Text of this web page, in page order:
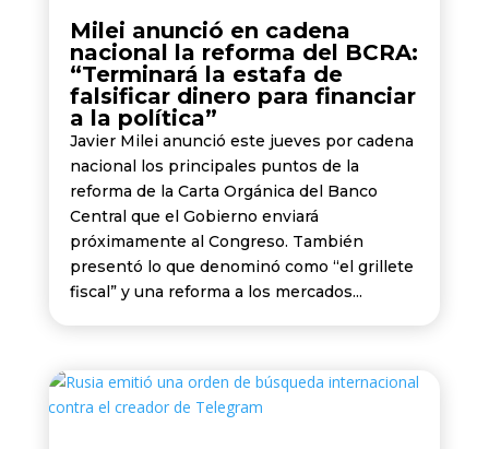
Milei anunció en cadena
nacional la reforma del BCRA:
“Terminará la estafa de
falsificar dinero para financiar
a la política”
Javier Milei anunció este jueves por cadena
nacional los principales puntos de la
reforma de la Carta Orgánica del Banco
Central que el Gobierno enviará
próximamente al Congreso. También
presentó lo que denominó como “el grillete
fiscal” y una reforma a los mercados...